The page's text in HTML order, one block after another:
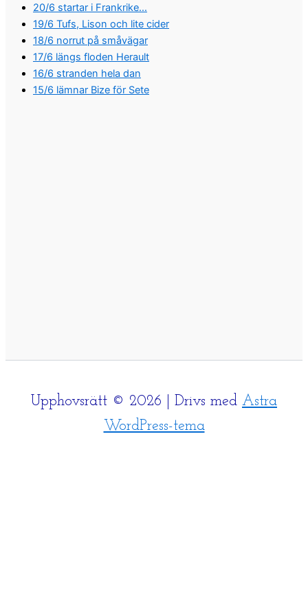
20/6 startar i Frankrike…
19/6 Tufs, Lison och lite cider
18/6 norrut på småvägar
17/6 längs floden Herault
16/6 stranden hela dan
15/6 lämnar Bize för Sete
Upphovsrätt © 2026 | Drivs med Astra
WordPress-tema